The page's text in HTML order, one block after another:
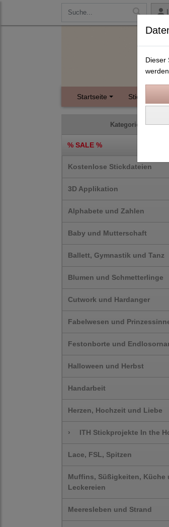
Startseite Stickdateien
Kategorien
% SALE %
Kostenlose Stickdateien
3D Applikation
Alphabete und Zahlen
Baby und Mutterschaft
Ballett, Gymnastik und Tanz
Blumen und Schmetterlinge
Cutwork und Hardanger
Fabelwesen und
Festonborte und
Halloween und Herbst
Handarbeit
Herzen, Hochzeit und Liebe
› ITH Stickprojekte In the
Lace, FSL, Spitzen
Muffins, Süßigkeiten, Küche
Leckereien
Meeresleben und Strand
Dieser